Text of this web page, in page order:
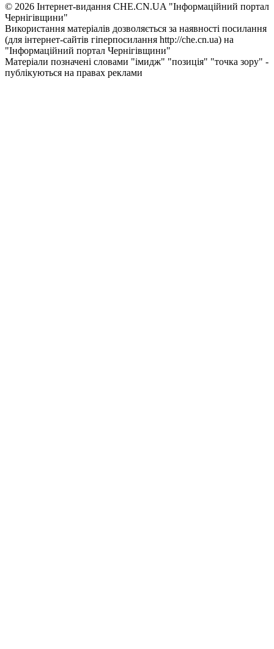
© 2026 Інтернет-видання CHE.CN.UA "Інформаційний портал
Чернiгiвщини"
Використання матеріалів дозволяється за наявності посилання
(для інтернет-сайтів гіперпосилання http://che.cn.ua) на
"Інформаційний портал Чернiгiвщини"
Матеріали позначені словами "імидж" "позиція" "точка зору" -
публікуються на правах реклами